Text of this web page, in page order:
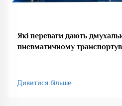
Які переваги дають
пневматичному
Дивитися більше